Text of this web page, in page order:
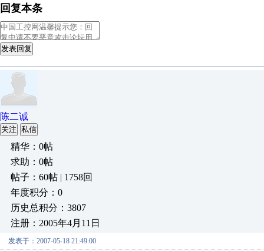
回复本条
发表回复
陈二诚
关注 私信
精华：0帖
求助：0帖
帖子：60帖 | 1758回
年度积分：0
历史总积分：3807
注册：2005年4月11日
发表于：2007-05-18 21:49:00